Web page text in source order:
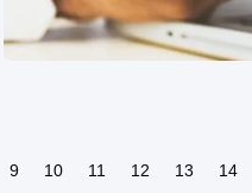
9 10 11 12 13 14